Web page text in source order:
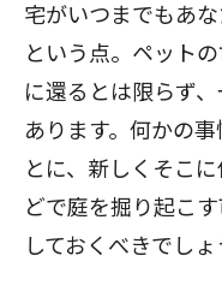
宅がいつまでもあ
という点。ペット
に還るとは限らず
あります。何かの
とに、新しくそこ
どで庭を掘り起こ
しておくべきでしょ